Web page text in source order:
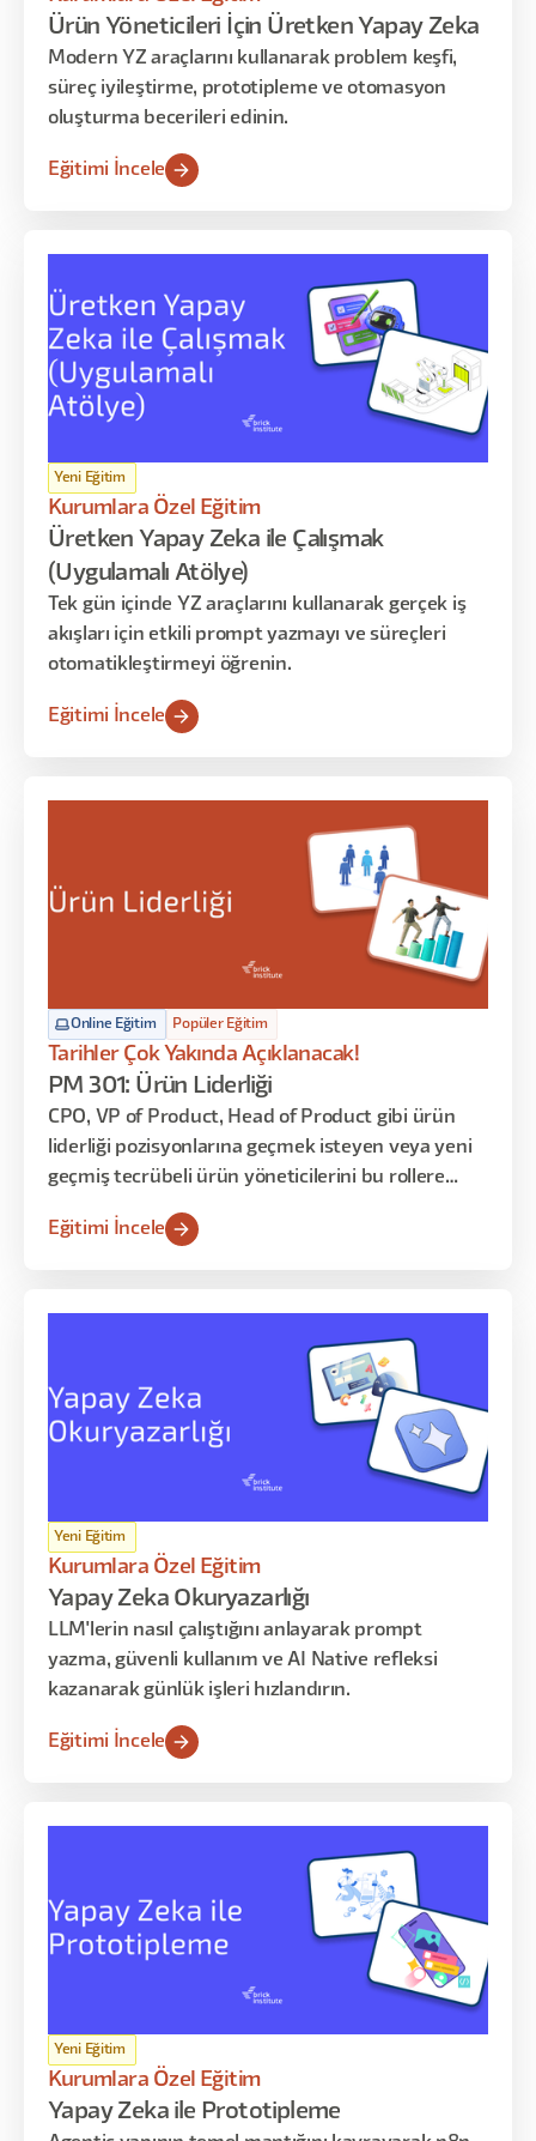
Ürün Yöneticileri İçin Üretken Yapay Zeka
Modern YZ araçlarını kullanarak problem keşfi,
süreç iyileştirme, prototipleme ve otomasyon
oluşturma becerileri edinin.
Eğitimi İncele
Yeni Eğitim
Kurumlara Özel Eğitim
Üretken Yapay Zeka ile Çalışmak
(Uygulamalı Atölye)
Tek gün içinde YZ araçlarını kullanarak gerçek iş
akışları için etkili prompt yazmayı ve süreçleri
otomatikleştirmeyi öğrenin.
Eğitimi İncele
Online Eğitim Popüler Eğitim
Tarihler Çok Yakında Açıklanacak!
PM 301: Ürün Liderliği
CPO, VP of Product, Head of Product gibi ürün
liderliği pozisyonlarına geçmek isteyen veya yeni
geçmiş tecrübeli ürün yöneticilerini bu rollere
Eğitimi İncele
Yeni Eğitim
Kurumlara Özel Eğitim
Yapay Zeka Okuryazarlığı
LLM'lerin nasıl çalıştığını anlayarak prompt
yazma, güvenli kullanım ve AI Native refleksi
kazanarak günlük işleri hızlandırın.
Eğitimi İncele
Yeni Eğitim
Kurumlara Özel Eğitim
Yapay Zeka ile Prototipleme